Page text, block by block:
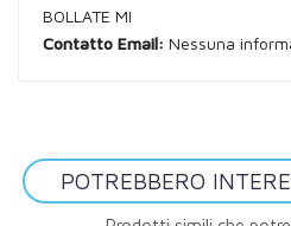
BOLLATE MI
Contatto Email: Nessuna
POTREBBERO